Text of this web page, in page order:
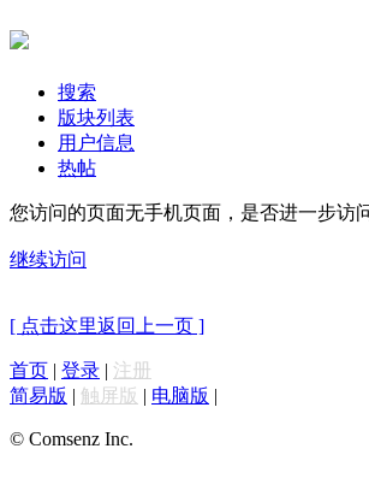
搜索
版块列表
用户信息
热帖
您访问的页面无手机页面，是否进一步访
继续访问
[ 点击这里返回上一页 ]
首页 | 登录 | 注册
简易版 | 触屏版 | 电脑版 |
© Comsenz Inc.